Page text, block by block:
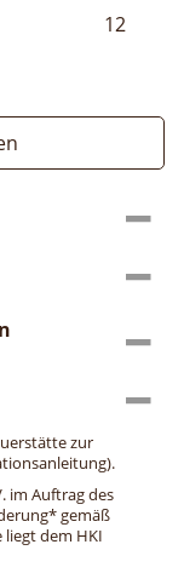
12
zur
im Auftrag des
gemäß
liegt dem HKI